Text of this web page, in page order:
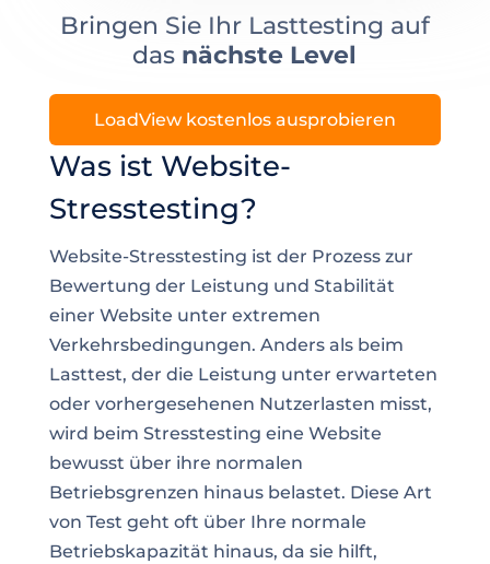
Was ist Website-
Stresstesting?
Website-Stresstesting ist der Prozess zur
Bewertung der Leistung und Stabilität
einer Website unter extremen
Verkehrsbedingungen. Anders als beim
Lasttest, der die Leistung unter erwarteten
oder vorhergesehenen Nutzerlasten misst,
wird beim Stresstesting eine Website
bewusst über ihre normalen
Betriebsgrenzen hinaus belastet. Diese Art
von Test geht oft über Ihre normale
Betriebskapazität hinaus, da sie hilft,
Bringen Sie Ihr Lasttesting auf
das nächste Level
LoadView kostenlos ausprobieren